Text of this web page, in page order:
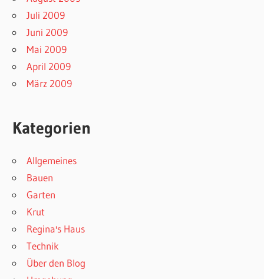
Juli 2009
Juni 2009
Mai 2009
April 2009
März 2009
Kategorien
Allgemeines
Bauen
Garten
Krut
Regina's Haus
Technik
Über den Blog